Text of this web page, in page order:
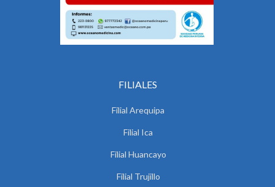
FILIALES
Filial Arequipa
Filial Ica
Filial Huancayo
Filial Trujillo